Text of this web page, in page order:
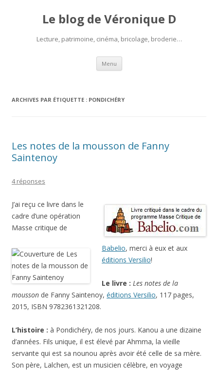
Le blog de Véronique D
Lecture, patrimoine, cinéma, bricolage, broderie…
Menu Aller
contenu
ARCHIVES PAR ÉTIQUETTE : PONDICHÉRY
Les notes de la mousson de Fanny
Saintenoy
4 réponses
J’ai reçu ce livre dans le
cadre d’une opération
Masse critique de
Babelio, merci à eux et aux
éditions Versilio!
Le livre : Les notes de la
mousson de Fanny Saintenoy, éditions Versilio, 117 pages,
2015, ISBN 9782361321208.
L’histoire : à Pondichéry, de nos jours. Kanou a une dizaine
d’années. Fils unique, il est élevé par Ahmma, la vieille
servante qui est sa nounou après avoir été celle de sa mère.
Son père, Lalchen, est un musicien célèbre, en voyage